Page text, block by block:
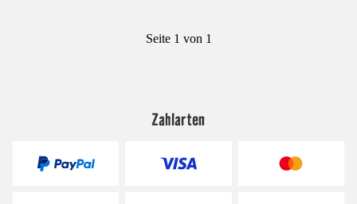
Seite 1 von 1
Zahlarten